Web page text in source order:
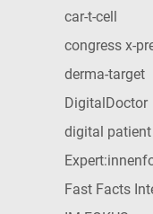
car-t-cell
congress x-
derma-target
DigitalDoctor
digital
Fast Facts